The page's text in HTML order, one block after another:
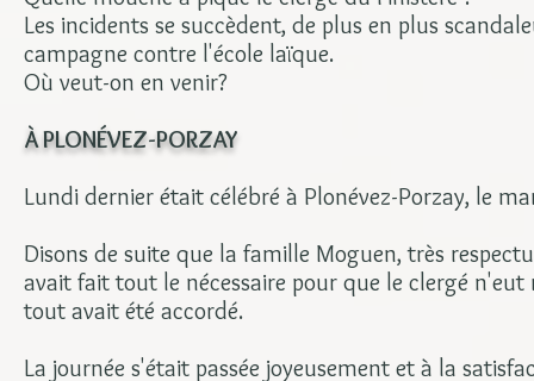
Les incidents se succèdent, de plus en plus
campagne contre l'école laïque.
Où veut-on en venir?
À PLONÉVEZ-PORZAY
Lundi dernier était célébré à Plonévez-Porzay, le
Disons de suite que la famille Moguen, très
avait fait tout le nécessaire pour que le clergé n'eut
tout avait été accordé.
La journée s'était passée joyeusement et à la